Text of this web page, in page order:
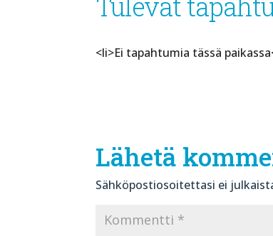
<li>Ei tapahtumia tässä
Lähetä
Sähköpostiosoitettasi ei